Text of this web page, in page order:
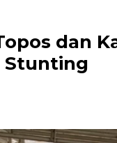
dan
Stunting